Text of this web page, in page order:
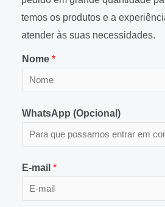
temos os produtos e a
atender às suas necessidades.
Nome *
WhatsApp (Opcional)
E-mail *